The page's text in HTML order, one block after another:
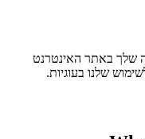
שלך באתר האינטרנט
שלנו בעוגיות.